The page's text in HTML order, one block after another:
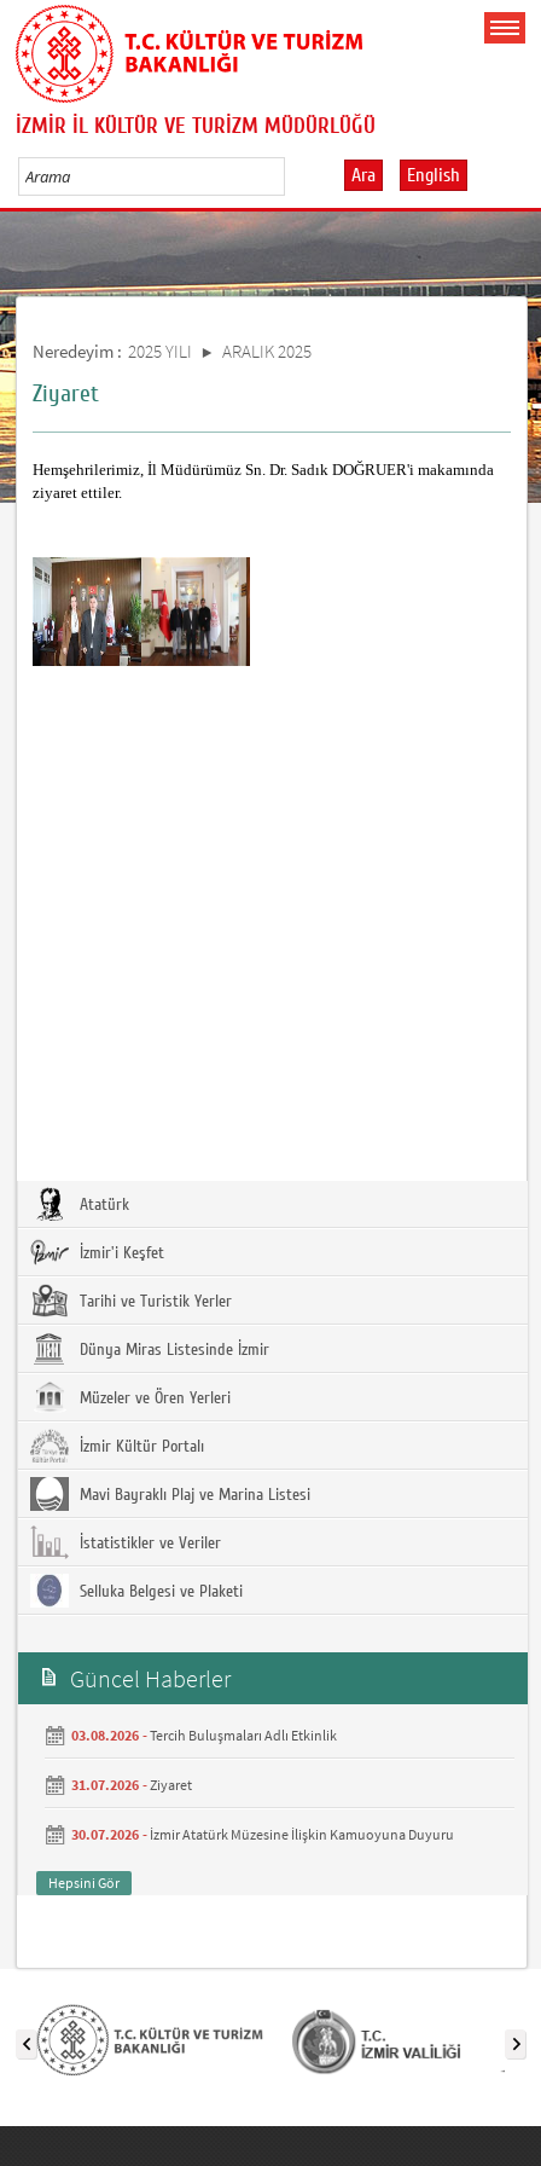
İZMİR İL KÜLTÜR VE TURİZM MÜDÜRLÜĞÜ
Ara English
Neredeyim : 2025 YILI ARALIK 2025
Ziyaret
Hemşehrilerimiz, İl Müdürümüz Sn. Dr. Sadık DOĞRUER'i makamında
ziyaret ettiler.
Atatürk
İzmir'i Keşfet
Tarihi ve Turistik Yerler
Dünya Miras Listesinde İzmir
Müzeler ve Ören Yerleri
İzmir Kültür Portalı
Mavi Bayraklı Plaj ve Marina Listesi
İstatistikler ve Veriler
Selluka Belgesi ve Plaketi
Güncel Haberler
03.08.2026 -Tercih Buluşmaları Adlı Etkinlik
31.07.2026 - Ziyaret
30.07.2026 - İzmir Atatürk Müzesine İlişkin Kamuoyuna Duyuru
Hepsini Gör